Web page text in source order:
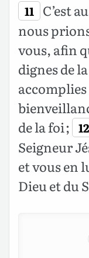
11 C’est
nous
vous, afin
dignes de
de la foi ; 12
Seigneur
et vous en
Dieu et du